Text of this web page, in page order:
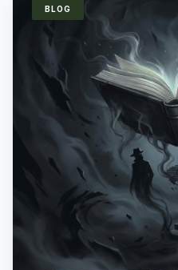
BLOG